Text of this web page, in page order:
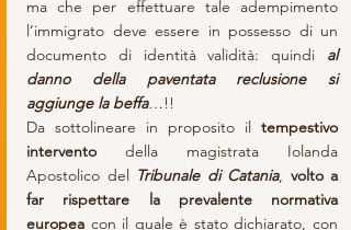
ma che per effettuare tale adempimento
l’immigrato deve essere in possesso di un
documento di identità validità: quindi al
danno della paventata reclusione si
aggiunge la beffa…!!
Da sottolineare in proposito il tempestivo
intervento della magistrata Iolanda
Apostolico del Tribunale di Catania, volto a
far rispettare la prevalente normativa
europea con il quale è stato dichiarato, con